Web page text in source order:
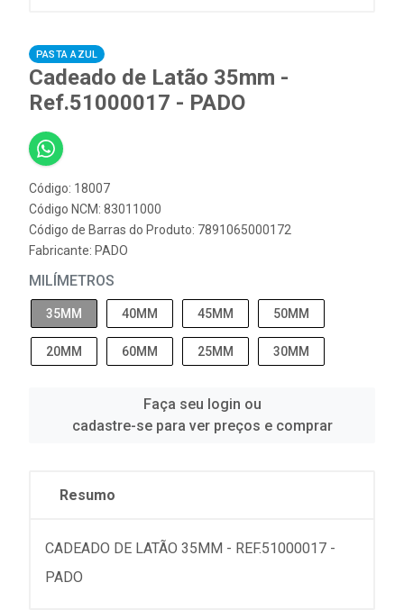
PASTA AZUL
Cadeado de Latão 35mm -
Ref.51000017 - PADO
Código: 18007
Código NCM: 83011000
Código de Barras do Produto: 7891065000172
Fabricante: PADO
MILÍMETROS
35MM 40MM 45MM 50MM
20MM 60MM 25MM 30MM
Faça seu login ou
cadastre-se para ver preços e comprar
Resumo
CADEADO DE LATÃO 35MM - REF.51000017 -
PADO